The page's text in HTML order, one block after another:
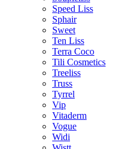
Speed Liss
Sphair
Sweet
Ten Liss
Terra Coco
Tili Cosmetics
Treeliss
Truss
Tyrrel
Vip
Vitaderm
Vogue
Widi